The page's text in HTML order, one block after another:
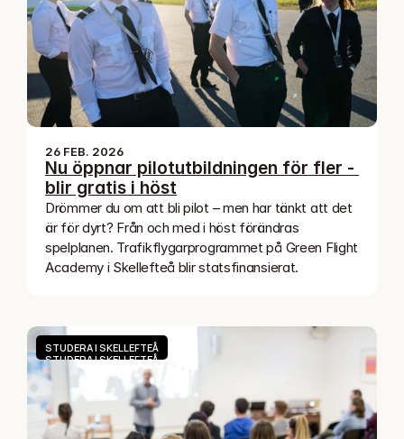
26 FEB. 2026
Nu öppnar pilotutbildningen för fler -
blir gratis i höst
Drömmer du om att bli pilot – men har tänkt att det
är för dyrt? Från och med i höst förändras
spelplanen. Trafikflygarprogrammet på Green Flight
Academy i Skellefteå blir statsfinansierat.
STUDERA I SKELLEFTEÅ
STUDERA I SKELLEFTEÅ